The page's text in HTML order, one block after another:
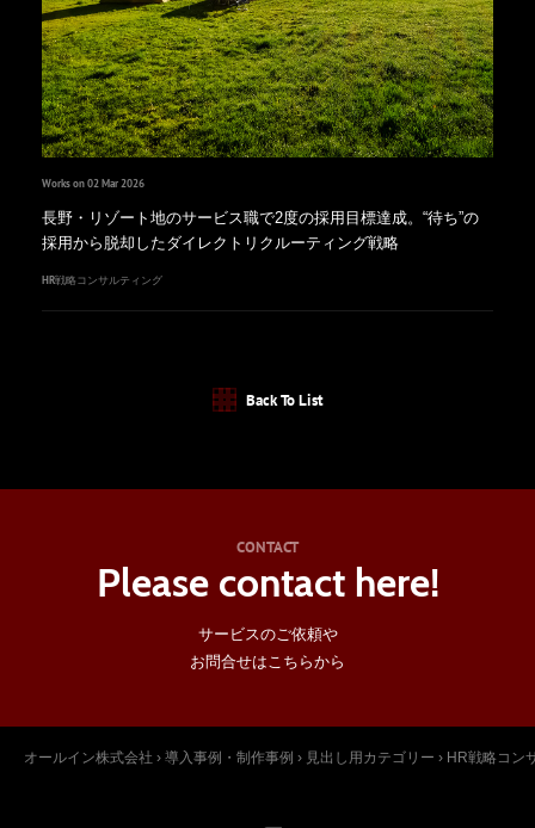
Works on 02 Mar 2026
長野・リゾート地のサービス職で2度の採用目標達成。“待ち”の
採用から脱却したダイレクトリクルーティング戦略
HR戦略コンサルティング
Back To List
CONTACT
Please contact here!
サービスのご依頼や
お問合せはこちらから
オールイン株式会社 › 導入事例・制作事例 › 見出し用カテゴリー › HR戦略コン